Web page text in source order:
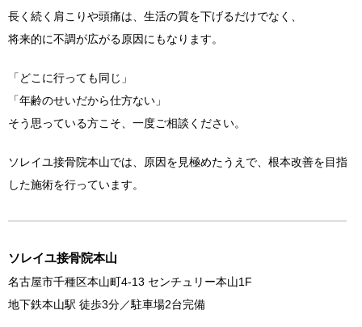
長く続く肩こりや頭痛は、生活の質を下げるだけでなく、
将来的に不調が広がる原因にもなります。
「どこに行っても同じ」
「年齢のせいだから仕方ない」
そう思っている方こそ、一度ご相談ください。
ソレイユ接骨院本山では、原因を見極めたうえで、根本改善を目指
した施術を行っています。
ソレイユ接骨院本山
名古屋市千種区本山町4-13 センチュリー本山1F
地下鉄本山駅 徒歩3分／駐車場2台完備